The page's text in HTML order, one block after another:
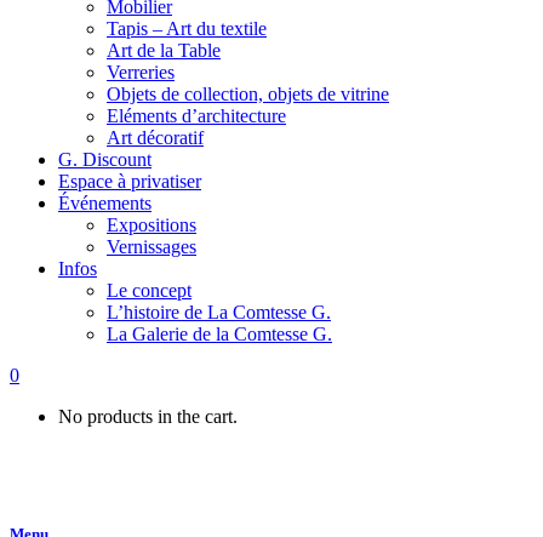
Mobilier
Tapis – Art du textile
Art de la Table
Verreries
Objets de collection, objets de vitrine
Eléments d’architecture
Art décoratif
G. Discount
Espace à privatiser
Événements
Expositions
Vernissages
Infos
Le concept
L’histoire de La Comtesse G.
La Galerie de la Comtesse G.
0
No products in the cart.